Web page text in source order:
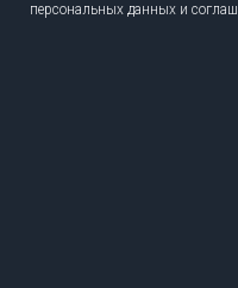
персональных данных и